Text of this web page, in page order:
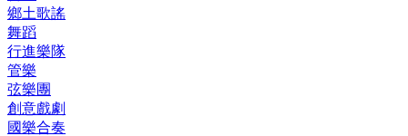
鄉土歌謠
舞蹈
行進樂隊
管樂
弦樂團
創意戲劇
國樂合奏